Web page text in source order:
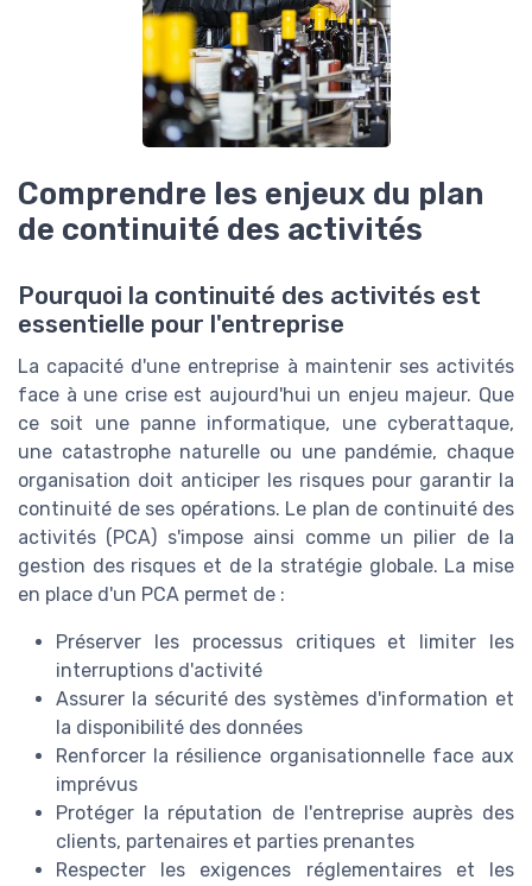
Comprendre les enjeux du plan
de continuité des activités
Pourquoi la continuité des activités est
essentielle pour l'entreprise
La capacité d'une entreprise à maintenir ses activités
face à une crise est aujourd'hui un enjeu majeur. Que
ce soit une panne informatique, une cyberattaque,
une catastrophe naturelle ou une pandémie, chaque
organisation doit anticiper les risques pour garantir la
continuité de ses opérations. Le plan de continuité des
activités (PCA) s'impose ainsi comme un pilier de la
gestion des risques et de la stratégie globale. La mise
en place d'un PCA permet de :
Préserver les processus critiques et limiter les
interruptions d'activité
Assurer la sécurité des systèmes d'information et
la disponibilité des données
Renforcer la résilience organisationnelle face aux
imprévus
Protéger la réputation de l'entreprise auprès des
clients, partenaires et parties prenantes
Respecter les exigences réglementaires et les